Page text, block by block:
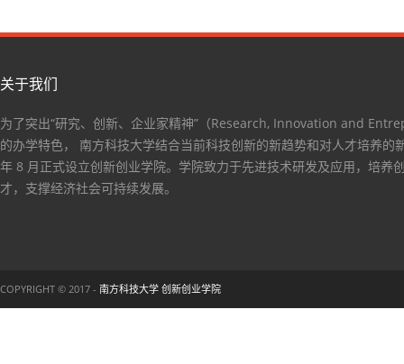
关于我们
为了突出“研究、创新、企业家精神”（Research, Innovation and
的办学特色， 南方科技大学结合当前科技创新的新趋势和对人才培养的
年 8 月正式设立创新创业学院。学院致力于先进技术研发及应用，培养
才，支撑经济社会可持续发展。
COPYRIGHT © 2017 - 南方科技大学 创新创业学院